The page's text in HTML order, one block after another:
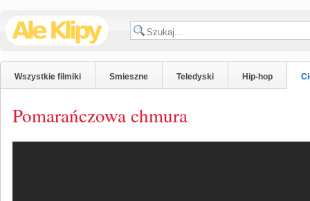
Wszystkie filmiki Smieszne Teledyski Hip-hop
Pomarańczowa chmura